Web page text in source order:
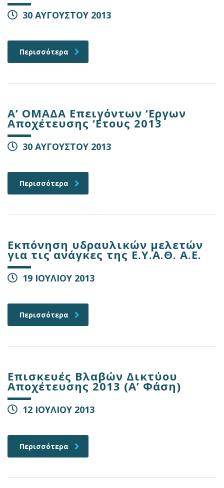
30 ΑΥΓΟΥΣΤΟΥ 2013
Περισσότερα
Α’ ΟΜΑΔΑ Επειγόντων ‘Εργων
Αποχέτευσης ‘Ετους 2013
30 ΑΥΓΟΥΣΤΟΥ 2013
Περισσότερα
Εκπόνηση υδραυλικών μελετών
για τις ανάγκες της Ε.Υ.Α.Θ. Α.Ε.
19 ΙΟΥΛΙΟΥ 2013
Περισσότερα
Επισκευές Βλαβών Δικτύου
Αποχέτευσης 2013 (Α’ Φάση)
12 ΙΟΥΛΙΟΥ 2013
Περισσότερα